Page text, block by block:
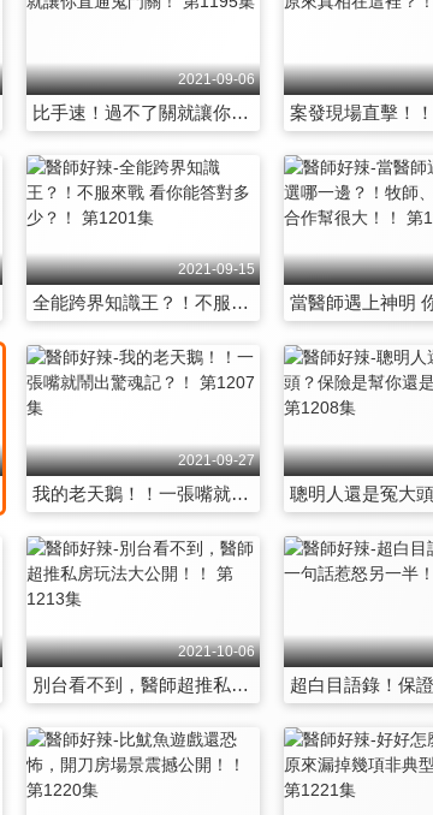
2021-09-06
比手速！過不了關就讓你直通鬼門關！ 第1195集
2021-09-15
全能跨界知識王？！不服來戰 看你能答對多少？！ 第1201集
2021-09-27
我的老天鵝！！一張嘴就鬧出驚魂記？！ 第1207集
2021-10-06
別台看不到，醫師超推私房玩法大公開！！ 第1213集